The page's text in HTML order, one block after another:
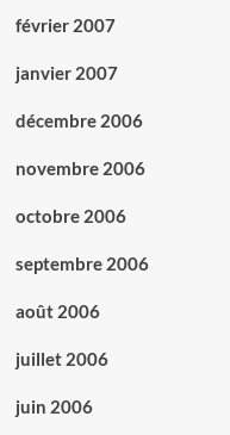
février 2007
janvier 2007
décembre 2006
novembre 2006
octobre 2006
septembre 2006
août 2006
juillet 2006
juin 2006